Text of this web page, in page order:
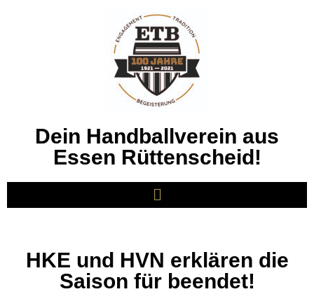
Dein Handballverein aus
Essen Rüttenscheid!
HKE und HVN erklären die
Saison für beendet!